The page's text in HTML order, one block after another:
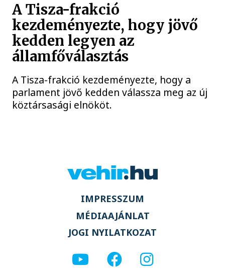
A Tisza-frakció
kezdeményezte, hogy jövő
kedden legyen az
államfőválasztás
A Tisza-frakció kezdeményezte, hogy a
parlament jövő kedden válassza meg az új
köztársasági elnököt.
IMPRESSZUM
MÉDIAAJÁNLAT
JOGI NYILATKOZAT